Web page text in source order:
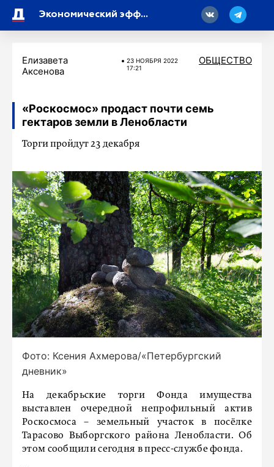
Экономический эффект строительных компаний Петербурга превысил 1,1 млрд рублей
Елизавета
Аксенова
23 НОЯБРЯ 2022
17:21
ОБЩЕСТВО
«Роскосмос» продаст почти семь
гектаров земли в Ленобласти
Торги пройдут 23 декабря
Фото: Ксения Ахмерова/«Петербургский
дневник»
На декабрьские торги Фонда имущества
выставлен очередной непрофильный актив
Роскосмоса – земельный участок в посёлке
Тарасово Выборгского района Ленобласти. Об
этом сообщили сегодня в пресс-службе фонда.